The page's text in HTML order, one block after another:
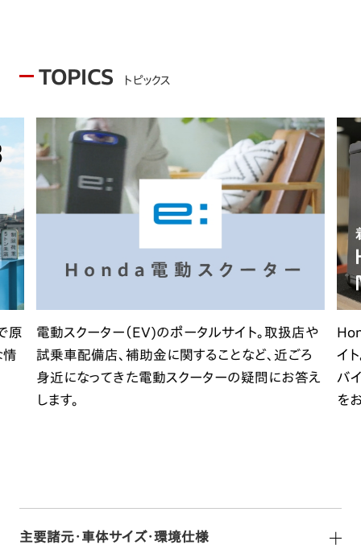
TOPICS トピックス
原
情
電動スクーター（EV)のポータルサイト。取扱店や
試乗車配備店、補助金に関することなど、近ごろ
身近になってきた電動スクーターの疑問にお答え
します。
イ
バ
を
主要諸元・車体サイズ・環境仕様